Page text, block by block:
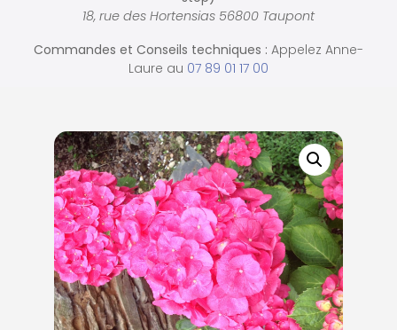
18, rue des Hortensias 56800 Taupont
Commandes et Conseils techniques : Appelez Anne-
Laure au 07 89 01 17 00